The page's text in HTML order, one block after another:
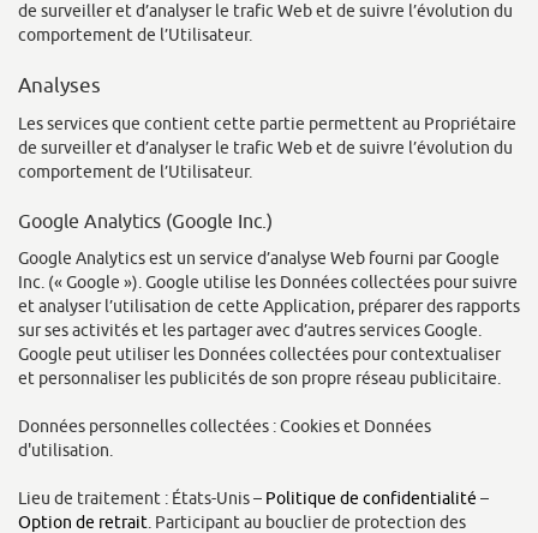
de surveiller et d’analyser le trafic Web et de suivre l’évolution du
comportement de l’Utilisateur.
Analyses
Les services que contient cette partie permettent au Propriétaire
de surveiller et d’analyser le trafic Web et de suivre l’évolution du
comportement de l’Utilisateur.
Google Analytics (Google Inc.)
Google Analytics est un service d’analyse Web fourni par Google
Inc. (« Google »). Google utilise les Données collectées pour suivre
et analyser l’utilisation de cette Application, préparer des rapports
sur ses activités et les partager avec d’autres services Google.
Google peut utiliser les Données collectées pour contextualiser
et personnaliser les publicités de son propre réseau publicitaire.
Données personnelles collectées : Cookies et Données
d'utilisation.
Lieu de traitement : États-Unis – Politique de confidentialité –
Option de retrait . Participant au bouclier de protection des